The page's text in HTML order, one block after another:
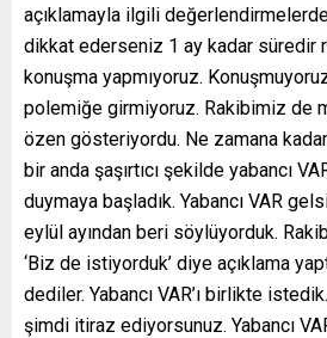
açıklamayla ilgili değerlendirmelerde
dikkat ederseniz 1 ay kadar süredir
konuşma yapmıyoruz.
polemiğe girmiyoruz. Rakibimiz de
özen gösteriyordu. Ne zamana
bir anda şaşırtıcı şekilde yabancı
duymaya başladık. Yabancı VAR
eylül ayından beri söylüyorduk.
‘Biz de istiyorduk’ diye açıklama
dediler. Yabancı VAR’ı birlikte
şimdi itiraz ediyorsunuz. Yabancı